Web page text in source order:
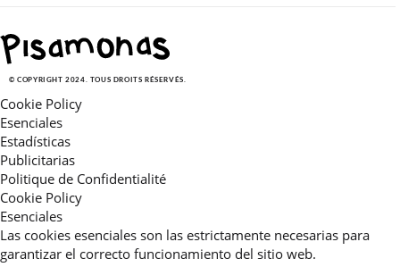
© COPYRIGHT 2024. TOUS DROITS RÉSERVÉS.
Cookie Policy
Esenciales
Estadísticas
Publicitarias
Politique de Confidentialité
Cookie Policy
Esenciales
Las cookies esenciales son las estrictamente necesarias para
garantizar el correcto funcionamiento del sitio web.